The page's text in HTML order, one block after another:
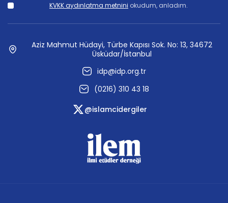
KVKK aydınlatma metnini okudum, anladım.
Aziz Mahmut Hüdayi, Türbe Kapısı Sok. No: 13, 34672
Üsküdar/İstanbul
idp@idp.org.tr
(0216) 310 43 18
@islamcidergiler